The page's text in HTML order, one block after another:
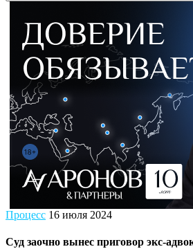
Процесс 16 июля 2024
Суд заочно вынес приговор экс-